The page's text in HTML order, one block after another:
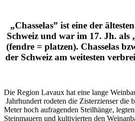
„Chasselas” ist eine der
Schweiz und war im 17. Jh. als
(fendre = platzen). Chasselas
der Schweiz am weitesten
Die Region Lavaux hat eine lange
Jahrhundert rodeten die Zisterzienser die
Meter hoch aufragenden Steilhänge,
Steinmauern und kultivierten den